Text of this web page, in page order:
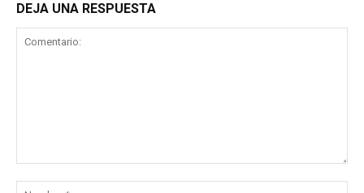
DEJA UNA RESPUESTA